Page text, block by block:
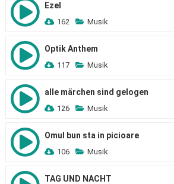
Ezel
162 Musik
Optik Anthem
117 Musik
alle märchen sind gelogen
126 Musik
Omul bun sta in picioare
106 Musik
TAG UND NACHT